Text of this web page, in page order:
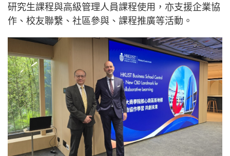
研究生課程與高級管理人員課程使用，亦支援企業協
作、校友聯繫、社區參與、課程推廣等活動。